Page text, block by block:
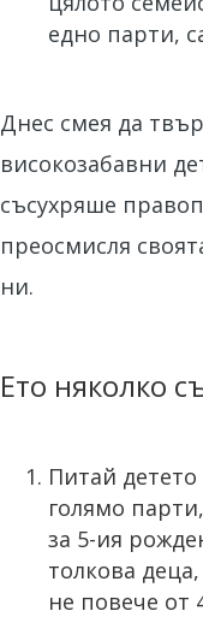
едно парти,
Днес смея да
високозабавни
съсухряше
преосмисля
ни.
Ето няколко
Питай
голямо
за 5-ия
толкова
не повече от